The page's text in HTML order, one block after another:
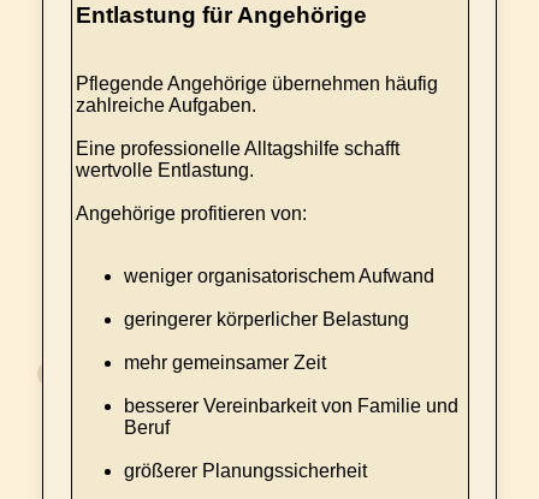
Entlastung für Angehörige
Pflegende Angehörige übernehmen häufig
zahlreiche Aufgaben.
Eine professionelle Alltagshilfe schafft
wertvolle Entlastung.
Angehörige profitieren von:
weniger organisatorischem Aufwand
geringerer körperlicher Belastung
mehr gemeinsamer Zeit
besserer Vereinbarkeit von Familie und
Beruf
größerer Planungssicherheit